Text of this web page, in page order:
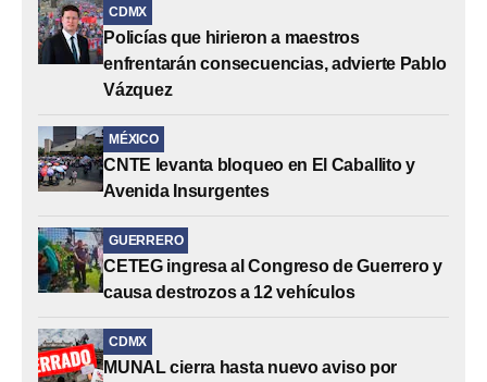
CDMX
Policías que hirieron a maestros
enfrentarán consecuencias, advierte Pablo
Vázquez
MÉXICO
CNTE levanta bloqueo en El Caballito y
Avenida Insurgentes
GUERRERO
CETEG ingresa al Congreso de Guerrero y
causa destrozos a 12 vehículos
CDMX
MUNAL cierra hasta nuevo aviso por